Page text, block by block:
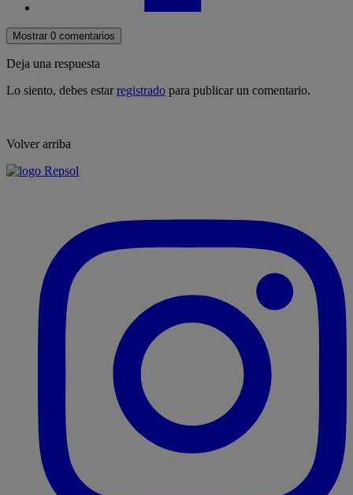
Mostrar 0 comentarios
Deja una respuesta
Lo siento, debes estarregistrado para publicar un comentario.
Volver arriba